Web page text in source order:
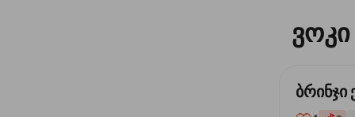
ვოკი
ბრინჯი